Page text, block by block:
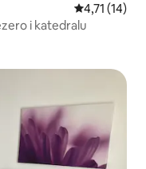
prosječna
4,71 (14)
i katedralu